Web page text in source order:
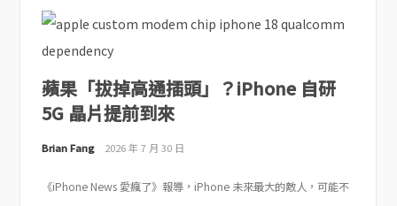
蘋果「拔掉高通插頭」？iPhone 自研
5G 晶片提前到來
Brian Fang 2026 年 7 月 30 日
《iPhone News 愛瘋了》報導，iPhone 未來最大的敵人，可能不